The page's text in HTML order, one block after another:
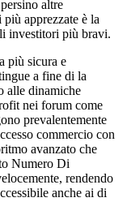
altre
apprezzate è la
investitori più bravi.
più sicura e
a fine di la
alle dinamiche
nei forum come
prevalentemente
commercio con
avanzato che
Numero Di
rendendo
anche ai di